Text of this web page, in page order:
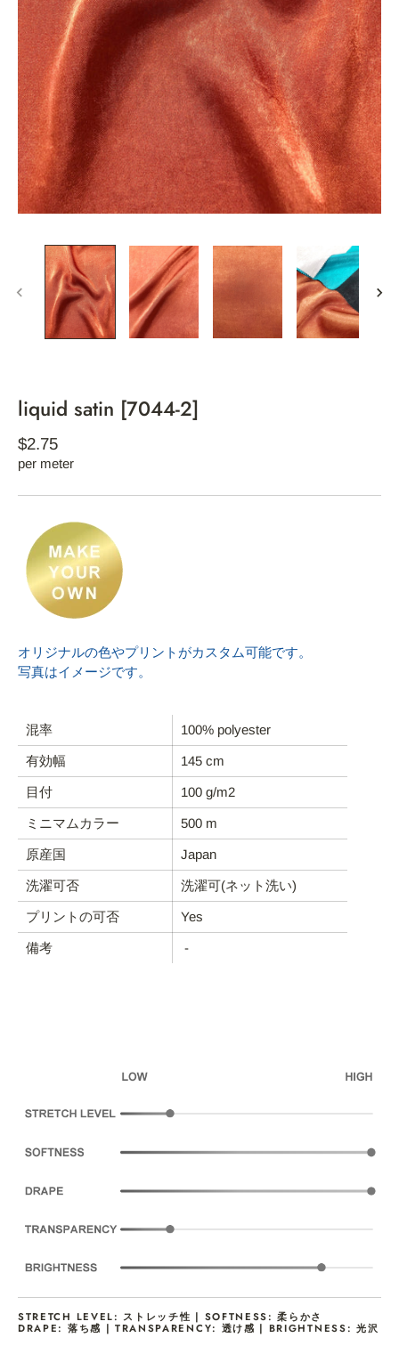
REFYND / FAQ
CATEGORIES
USE
DEBS
liquid satin [7044-2]
$2.75
per meter
オリジナルの色やプリントがカスタム可能です。
写真はイメージです。
混率 100% polyester
有効幅 145 cm
目付 100 g/m2
ミニマムカラー 500 m
原産国 Japan
洗濯可否 洗濯可(ネット洗い)
プリントの可否 Yes
備考 -
STRETCH LEVEL: ストレッチ性 | SOFTNESS: 柔らかさ
DRAPE: 落ち感 | TRANSPARENCY: 透け感 | BRIGHTNESS: 光沢